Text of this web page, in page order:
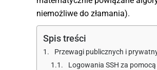
niemożliwe do złamania).
Spis treści
Przewagi publicznych i
Logowania SSH za